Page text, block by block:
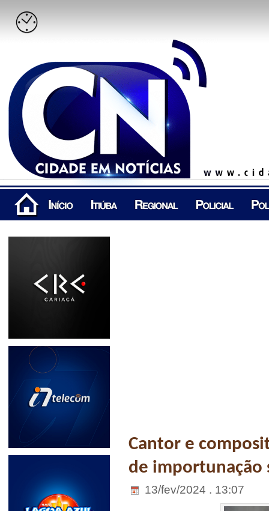
Cantor e
de importunação
13/fev/2024 . 13:07